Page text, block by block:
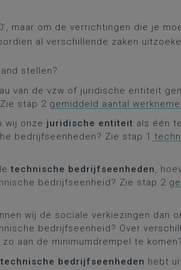
maar om de verrichtingen die je
al verschillende zaken
stellen?
van de vzw of juridische entiteit
stap 2 gemiddeld aantal
wij onze juridische entiteit als één
bedrijfseenheden? Zie stap 1
technische bedrijfseenheden,
bedrijfseenheid? Zie stap 2
wij de sociale verkiezingen dan
bedrijfseenheid? Over
aan de minimumdrempel te
bedrijfseenheden hebt